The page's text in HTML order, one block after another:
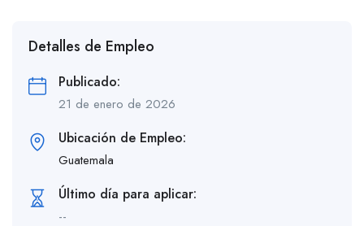
Detalles de Empleo
Publicado:
21 de enero de 2026
Ubicación de Empleo:
Guatemala
Último día para aplicar:
--